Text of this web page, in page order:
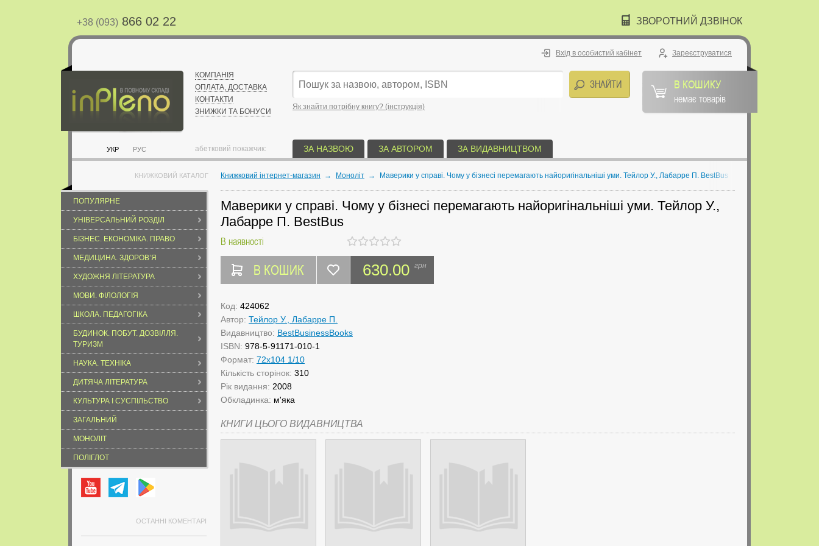
+38 (093) 866 02 22 ЗВОРОТНИЙ ДЗВІНОК
УКР РУС
КОМПАНІЯ
ОПЛАТА, ДОСТАВКА
КОНТАКТИ
ЗНИЖКИ ТА БОНУСИ
Вхід в особистий кабінет Зареєструватися
Як знайти потрібну книгу? (інструкція)
В КОШИКУ
немає товарів
абетковий покажчик: ЗА НАЗВОЮ ЗА АВТОРОМ ЗА ВИДАВНИЦТВОМ
КНИЖКОВИЙ КАТАЛОГ
ПОПУЛЯРНЕ
УНІВЕРСАЛЬНИЙ РОЗДІЛ
БІЗНЕС. ЕКОНОМІКА. ПРАВО
МЕДИЦИНА. ЗДОРОВ’Я
ХУДОЖНЯ ЛІТЕРАТУРА
МОВИ. ФІЛОЛОГІЯ
ШКОЛА. ПЕДАГОГІКА
БУДИНОК. ПОБУТ. ДОЗВІЛЛЯ.
ТУРИЗМ
НАУКА. ТЕХНІКА
ДИТЯЧА ЛІТЕРАТУРА
КУЛЬТУРА І СУСПІЛЬСТВО
ЗАГАЛЬНИЙ
МОНОЛІТ
ПОЛІГЛОТ
ОСТАННІ КОМЕНТАРІ
Книжковий інтернет-магазин → Моноліт → Маверики у справі. Чому у бізнесі перемагають найоригінальніші уми. Тейлор У., Лабарре П. BestBus
Маверики у справі. Чому у бізнесі перемагають найоригінальніші уми. Тейлор У.,
Лабарре П. BestBus
В наявності
В КОШИК 630.00 грн
Код: 424062
Автор: Тейлор У., Лабарре П.
Видавництво: BestBusinessBooks
ISBN: 978-5-91171-010-1
Формат: 72х104 1/10
Кількість сторінок: 310
Рік видання: 2008
Обкладинка: м'яка
КНИГИ ЦЬОГО ВИДАВНИЦТВА